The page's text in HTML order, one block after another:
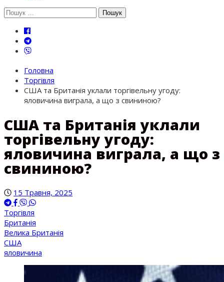
Шукати:
Головна
Торгівля
США та Британія уклали торгівельну угоду:
яловичина виграла, а що з свининою?
США та Британія уклали
торгівельну угоду:
яловичина виграла, а що з
свининою?
15 Травня, 2025
Торгівля
Британія
Велика Британія
США
яловичина